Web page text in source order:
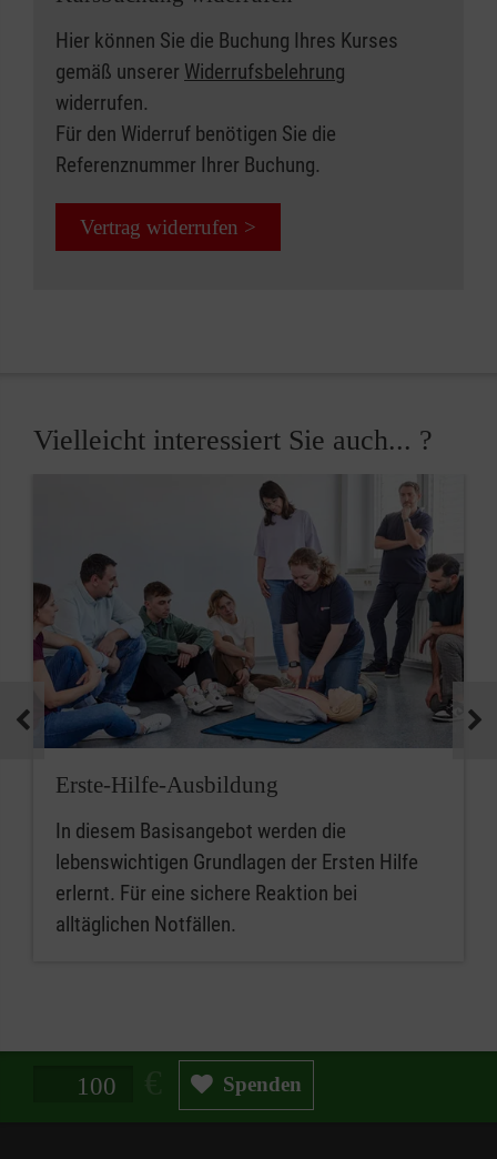
Hier können Sie die Buchung Ihres Kurses
gemäß unserer Widerrufsbelehrung
widerrufen.
Für den Widerruf benötigen Sie die
Referenznummer Ihrer Buchung.
Vertrag widerrufen >
Vielleicht interessiert Sie auch... ?
Erste-Hilfe-Ausbildung
In diesem Basisangebot werden die
lebenswichtigen Grundlagen der Ersten Hilfe
erlernt. Für eine sichere Reaktion bei
alltäglichen Notfällen.
Spendenbetrag in Euro Spenden